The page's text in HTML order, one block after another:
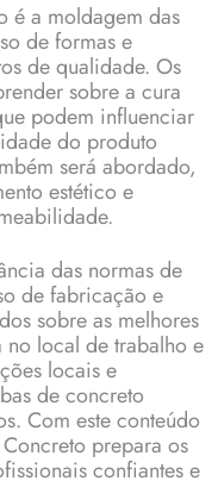
é a moldagem das
de formas e
de qualidade. Os
sobre a cura
podem influenciar
do produto
será abordado,
estético e
das normas de
de fabricação e
sobre as melhores
no local de trabalho e
locais e
de concreto
Com este conteúdo
prepara os
confiantes e